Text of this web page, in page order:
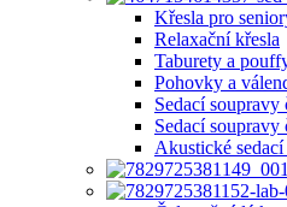
Křesla pro
Relaxační křesla
Taburety a
Pohovky a
Sedací soupravy
Sedací soupravy
Akustické